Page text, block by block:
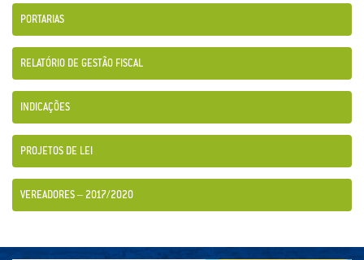
PORTARIAS
RELATÓRIO DE GESTÃO FISCAL
INDICAÇÕES
PROJETOS DE LEI
VEREADORES – 2017/2020